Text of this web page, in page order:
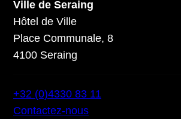
Ville de Seraing
Hôtel de Ville
Place Communale, 8
4100 Seraing
+32 (0)4330 83 11
Contactez-nous